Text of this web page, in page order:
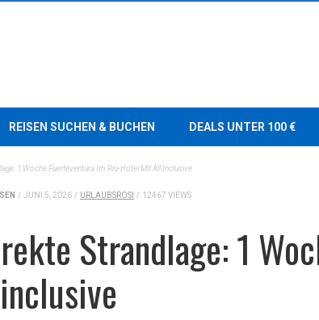
REISEN SUCHEN & BUCHEN DEALS UNTER 100 €
1 Woche Fuerteventura Im Riu-Hotel Mit All Inclusive
/ JUNI 5, 2026 / URLAUBSROSI / 12467 VIEWS
Strandlage: 1